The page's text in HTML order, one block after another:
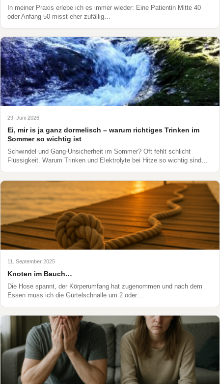
In meiner Praxis erlebe ich es immer wieder: Eine Patientin Mitte 40
oder Anfang 50 misst eher zufällig…
29. Juni 2026
Ei, mir is ja ganz dormelisch – warum richtiges Trinken im
Sommer so wichtig ist
Schwindel und Gang-Unsicherheit im Sommer? Oft fehlt schlicht
Flüssigkeit. Warum Trinken und Elektrolyte bei Hitze so wichtig sind…
11. September 2025
Knoten im Bauch…
Die Hose spannt, der Körperumfang hat zugenommen und nach dem
Essen muss ich die Gürtelschnalle um 2 oder…